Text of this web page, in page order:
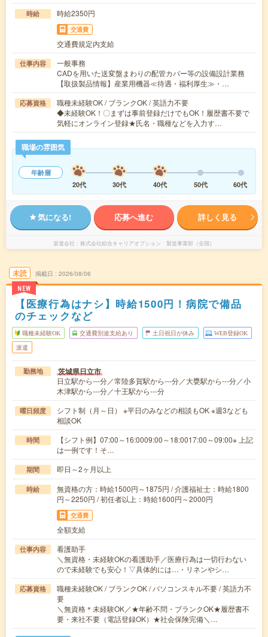
時給 時給2350円
交通費
交通費規定内支給
仕事内容
一般事務
CADを用いた送変盤まわりの配管カバー等の設備設計業務
【取扱製品情報】産業用機器≪待遇・福利厚生≫・…
応募資格
職種未経験OK / ブランクOK / 英語力不要
◆未経験OK！〇まずは事前登録だけでもOK！履歴書不要で
気軽にオンライン登録★氏名・職種などを入力す…
職場の雰囲気
年齢層
20代
30代 40代 50代 60代
気になる! 応募へ進む 詳しく見る
派遣会社 株式会社綜合キャリアオプション 製造事業部（全国）
未読
NEW
掲載日 2026/08/06
【医療行為はナシ】時給1500円！病院で備品
のチェックなど
職種未経験OK 交通費別途支給あり 土日祝日が休み WEB登録OK
派遣
勤務地 茨城県日立市
日立駅から---分／常陸多賀駅から---分／大甕駅から---分／小
木津駅から---分／十王駅から---分
曜日頻度
シフト制（月～日） ※平日のみなどの相談もOK ※週3なども
相談OK
時間
【シフト例】07:00～16:0009:00～18:0017:00～09:00※ 上記
は一例です！そ…
期間 即日～2ヶ月以上
時給
無資格の方：時給1500円～1875円 / 介護福祉士：時給1800
円～2250円 / 初任者以上：時給1600円～2000円
交通費
全額支給
仕事内容
看護助手
＼無資格・未経験OKの看護助手／医療行為は一切行わない
ので未経験でも安心！▽具体的には…・リネンやシ…
応募資格
職種未経験OK / ブランクOK / パソコンスキル不要 / 英語力不
要
＼無資格＊未経験OK／★年齢不問・ブランクOK★履歴書不
要・来社不要（電話登録OK）★社会保険完備＼…